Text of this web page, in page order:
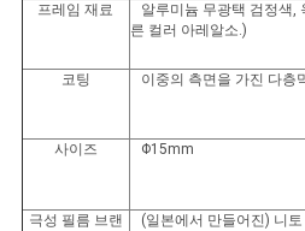
프레임 재료
알루미늄 무광택 검정색,
른 컬러 아레알소.)
코팅 이중의 측면을 가진 다층
사이즈 Φ15mm
극성 필름 브랜
(일본에서 만들어진) 니토